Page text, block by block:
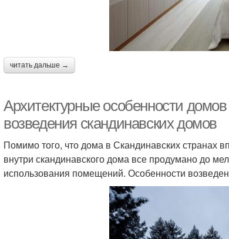
читать дальше →
Архитектурные особенности
возведения скандинавских домов
Помимо того, что дома в Скандинавских странах
внутри скандинавского дома все продумано до
использования помещений. Особенности